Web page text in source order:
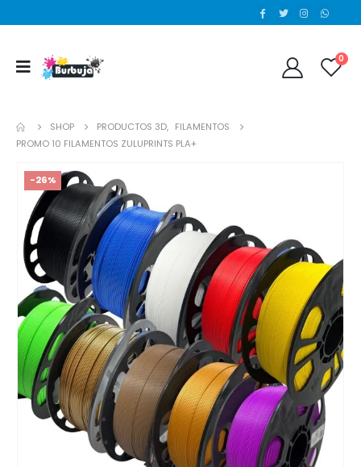
0
SHOP PRODUCTOS 3D, FILAMENTOS
PROMO 10 FILAMENTOS ZULUPRINTS PLA+
-26%